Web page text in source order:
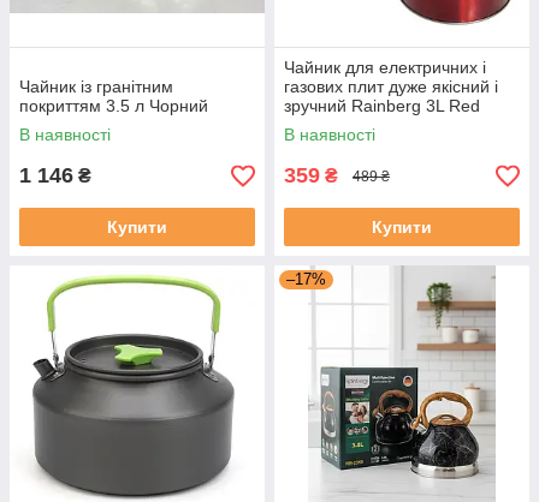
Чайник із гранітним
покриттям 3.5 л Чорний
В наявності
1 146 ₴
Купити
Чайник для електричних і
газових плит дуже якісний і
зручний Rainberg 3L Red
В наявності
359 ₴ 489 ₴
Купити
–17%